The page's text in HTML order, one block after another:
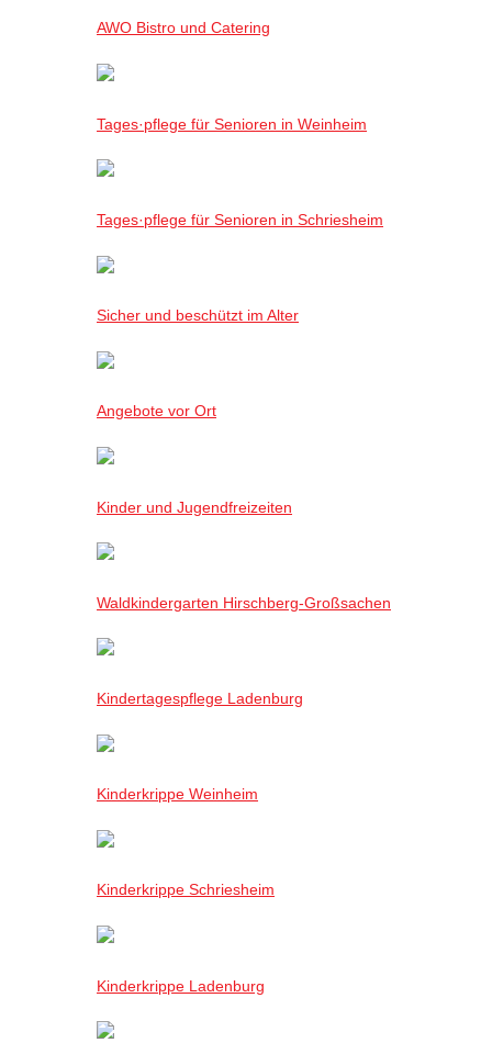
AWO Bistro und Catering
Tages·pflege für Senioren in Weinheim
Tages·pflege für Senioren in Schriesheim
Sicher und beschützt im Alter
Angebote vor Ort
Kinder und Jugendfreizeiten
Waldkindergarten Hirschberg-Großsachen
Kindertagespflege Ladenburg
Kinderkrippe Weinheim
Kinderkrippe Schriesheim
Kinderkrippe Ladenburg